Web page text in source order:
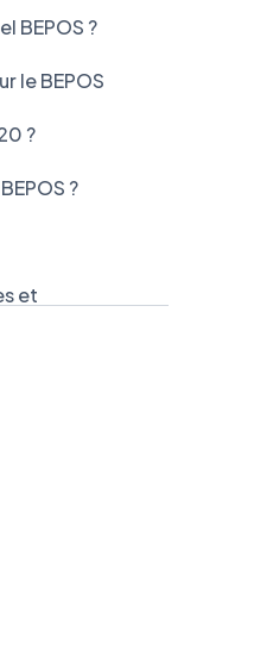
BEPOS ?
le BEPOS
?
?
et